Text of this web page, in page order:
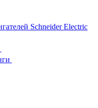
Schneider Electric